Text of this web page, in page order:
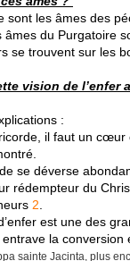
sont les âmes des
du Purgatoire
se trouvent sur les
vision de l’enfer
:
il faut un cœur
se déverse
rédempteur du
2
est une des
la
sainte Jacinta, plus